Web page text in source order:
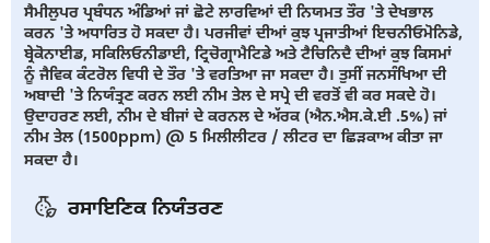
ਸੈਮੀਲੁਪਰ ਪ੍ਰਬੰਧਨ ਅੰਡਿਆਂ ਜਾਂ ਛੋਟੇ ਲਾਰਵਿਆਂ ਦੀ ਨਿਯਮਤ ਤੌਰ 'ਤੇ ਦੇਖਭਾਲ
ਕਰਨ 'ਤੇ ਅਧਾਰਿਤ ਹੋ ਸਕਦਾ ਹੈ। ਪਰਜੀਵਾਂ ਦੀਆਂ ਕੁਝ ਪ੍ਰਜਾਤੀਆਂ ਇਚਨੀਓਮੋਨਿਡੇ,
ਬ੍ਰੇਕੋਨਾਈਡ, ਸਕਿਲਿਓਨੀਡਾਈ, ਟ੍ਰਿਚੋਗ੍ਰਾਮੈਟਿਡੇ ਅਤੇ ਟੈਚਿਨਿਦੈ ਦੀਆਂ ਕੁਝ ਕਿਸਮਾਂ
ਨੂੰ ਜੈਵਿਕ ਕੰਟਰੋਲ ਵਿਧੀ ਦੇ ਤੌਰ 'ਤੇ ਵਰਤਿਆ ਜਾ ਸਕਦਾ ਹੈ। ਤੁਸੀਂ ਜਨਸੰਖਿਆ ਦੀ
ਅਬਾਦੀ 'ਤੇ ਨਿਯੰਤ੍ਰਣ ਕਰਨ ਲਈ ਨੀਮ ਤੇਲ ਦੇ ਸਪ੍ਰੇ ਦੀ ਵਰਤੋਂ ਵੀ ਕਰ ਸਕਦੇ ਹੋ।
ਉਦਾਹਰਣ ਲਈ, ਨੀਮ ਦੇ ਬੀਜਾਂ ਦੇ ਕਰਨਲ ਦੇ ਅੱਰਕ (ਐਨ.ਐਸ.ਕੇ.ਈ .5%) ਜਾਂ
ਨੀਮ ਤੇਲ (1500ppm) @ 5 ਮਿਲੀਲੀਟਰ / ਲੀਟਰ ਦਾ ਛਿੜਕਾਅ ਕੀਤਾ ਜਾ
ਸਕਦਾ ਹੈ।
ਰਸਾਇਣਿਕ ਨਿਯੰਤਰਣ